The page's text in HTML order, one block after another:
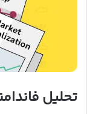
تحلیل